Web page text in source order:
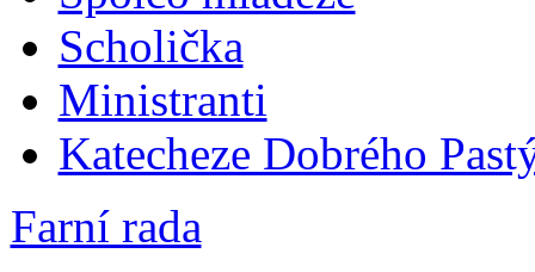
Scholička
Ministranti
Katecheze Dobrého
Farní rada